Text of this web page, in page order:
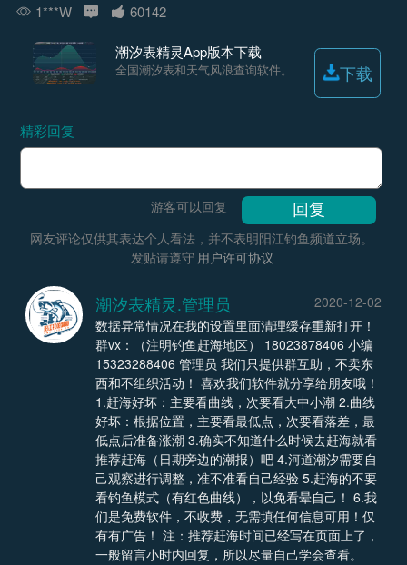
1***W 60142
潮汐表精灵App版本下载
全国潮汐表和天气风浪查询软件。 下载
精彩回复
游客可以回复
网友评论仅供其表达个人看法，并不表明阳江钓鱼频道立场。
发贴请遵守 用户许可协议
潮汐表精灵.管理员
2020-12-02
数据异常情况在我的设置里面清理缓存重新打开！
群vx：（注明钓鱼赶海地区） 18023878406 小编
15323288406 管理员 我们只提供群互助，不卖东
西和不组织活动！ 喜欢我们软件就分享给朋友哦！
1.赶海好坏：主要看曲线，次要看大中小潮 2.曲线
好坏：根据位置，主要看最低点，次要看落差，最
低点后准备涨潮 3.确实不知道什么时候去赶海就看
推荐赶海（日期旁边的潮报）吧 4.河道潮汐需要自
己观察进行调整，准不准看自己经验 5.赶海的不要
看钓鱼模式（有红色曲线），以免看晕自己！ 6.我
们是免费软件，不收费，无需填任何信息可用！仅
有有广告！ 注：推荐赶海时间已经写在页面上了，
一般留言小时内回复，所以尽量自己学会查看。